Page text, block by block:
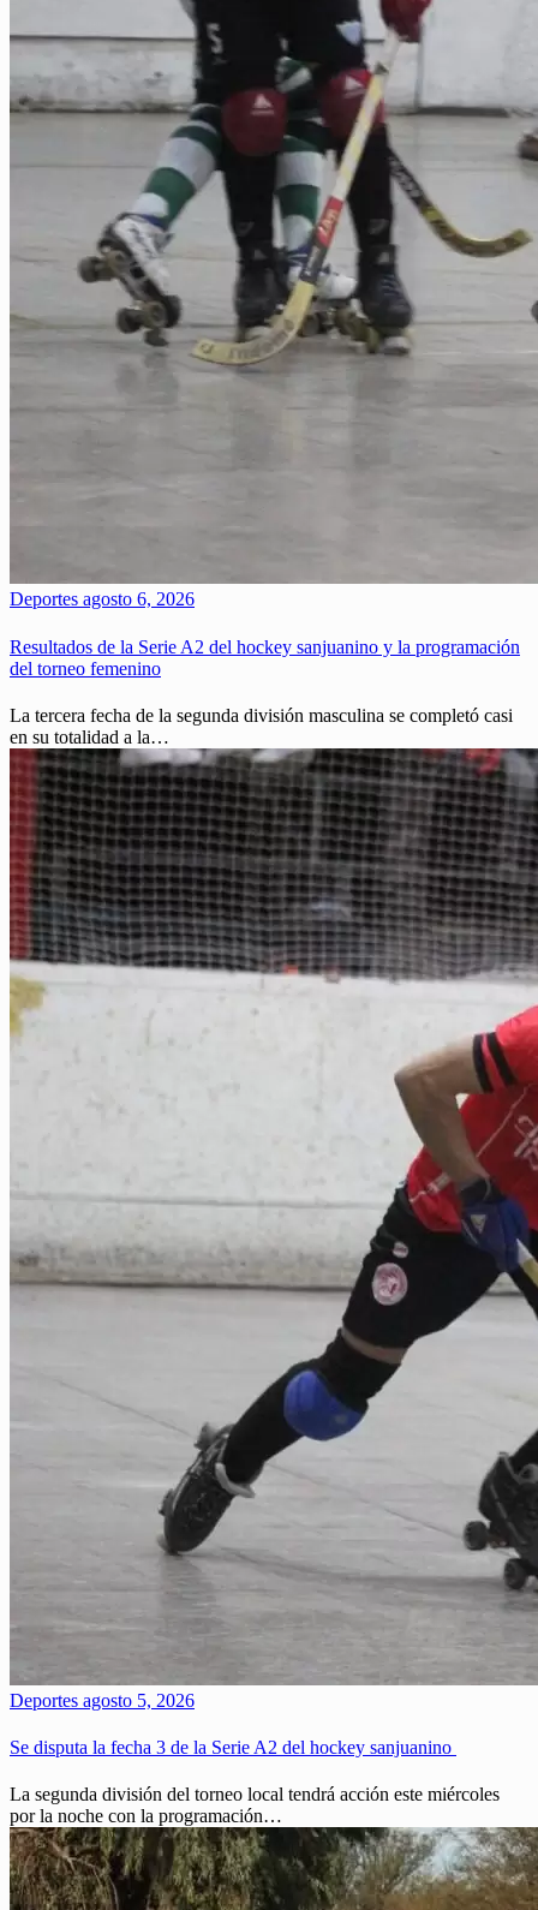
Deportes agosto 6, 2026
Resultados de la Serie A2 del hockey sanjuanino y la programación
del torneo femenino
La tercera fecha de la segunda división masculina se completó casi
en su totalidad a la…
Deportes agosto 5, 2026
Se disputa la fecha 3 de la Serie A2 del hockey sanjuanino
La segunda división del torneo local tendrá acción este miércoles
por la noche con la programación…